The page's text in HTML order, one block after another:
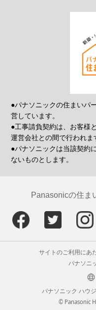
●パナソニックの住まいパ
営しています。
●工事請負契約は、お客様
運営会社との間で行われま
●パナソニックは当該契約
ないものとします。
Panasonicの住ま
サイトのご利用にあ
パナソニ
パナソニック ハウ
© Panasonic